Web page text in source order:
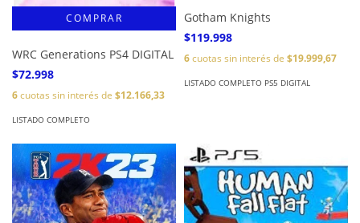
WRC Generations PS4 DIGITAL
$72.998
6cuotas sin interés de $12.166,33
LISTADO COMPLETO
Gotham Knights
$119.998
6cuotas sin interés de $19.999,67
LISTADO COMPLETO PS5 DIGITAL